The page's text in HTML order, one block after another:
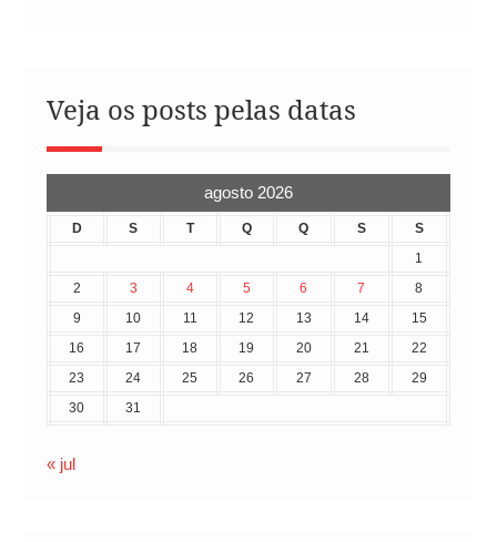
Veja os posts pelas datas
agosto 2026
D S T Q Q S
S
1
2
3 4 5 6 7
8
9
10 11 12 13 14
15
16
17 18 19 20 21
22
23
24 25 26 27 28
29
30
31
« jul